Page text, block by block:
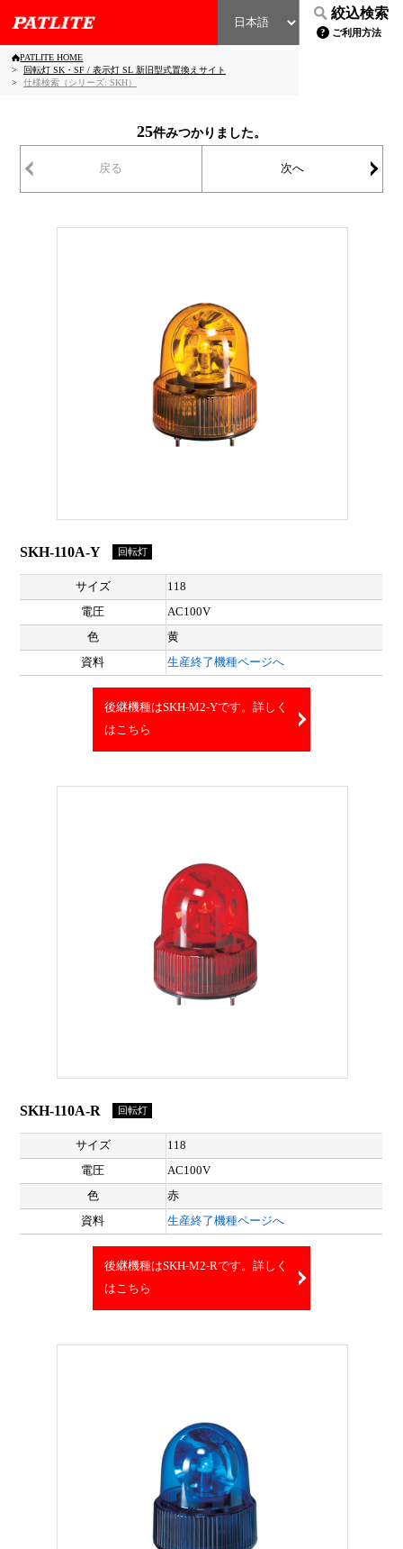
PATLITE HOME
回転灯 SK・SF / 表示灯 SL 新旧型式置換えサイト
仕様検索（シリーズ: SKH）
絞込検索
ご利用方法
25件みつかりました。
戻る 次へ
SKH-110A-Y 回転灯
サイズ
118
電圧
AC100V
色
黄
資料
生産終了機種ページへ
後継機種はSKH-M2-Yです。詳しく
はこちら
SKH-110A-R 回転灯
サイズ
118
電圧
AC100V
色
赤
資料
生産終了機種ページへ
後継機種はSKH-M2-Rです。詳しく
はこちら